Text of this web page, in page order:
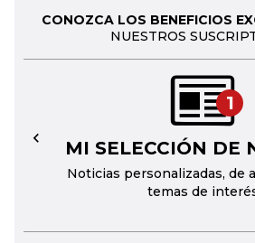
CONOZCA LOS BENEFICIOS
NUESTROS
1
MI SELECCIÓN DE
Noticias personalizadas, de
temas de
←